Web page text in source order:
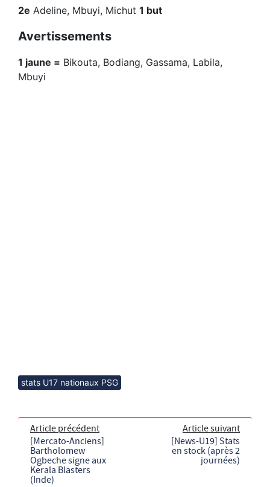
2e Adeline, Mbuyi, Michut 1 but
Avertissements
1 jaune = Bikouta, Bodiang, Gassama, Labila,
Mbuyi
stats U17 nationaux PSG
Article précédent
[Mercato-Anciens]
Bartholomew
Ogbeche signe aux
Kerala Blasters
(Inde)
Article suivant
[News-U19] Stats
en stock (après 2
journées)